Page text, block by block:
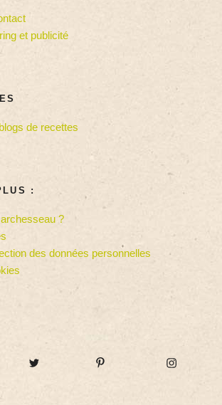
et publicité
de recettes
:
?
des données personnelles